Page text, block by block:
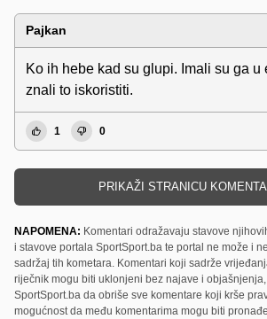
Pajkan
Ko ih hebe kad su glupi. Imali su ga u
znali to iskoristiti.
1 0
PRIKAŽI STRANICU
NAPOMENA: Komentari odražavaju stavove
i stavove portala SportSport.ba te portal ne može i
sadržaj tih kometara. Komentari koji sadrže
riječnik mogu biti uklonjeni bez najave i
SportSport.ba da obriše sve komentare koji krše
mogućnost da među komentarima mogu biti